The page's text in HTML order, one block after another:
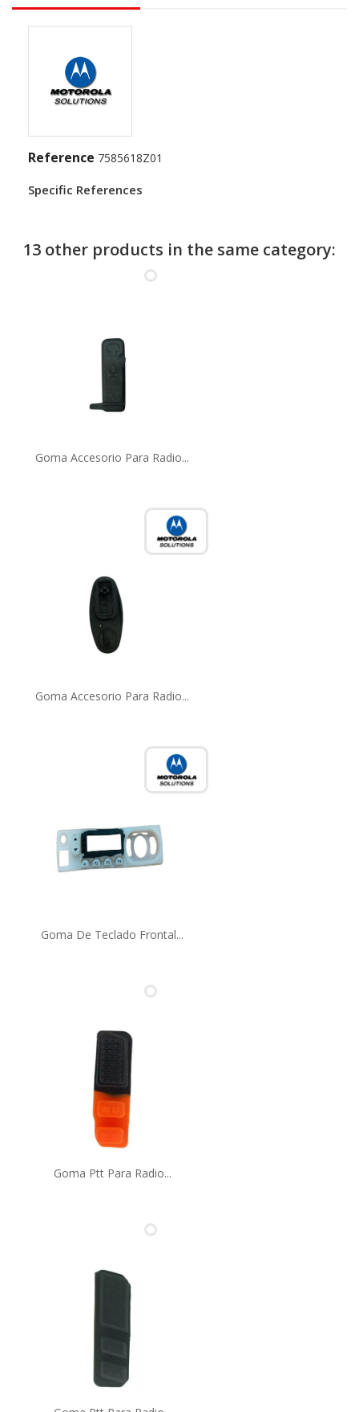
Reference 7585618Z01
Specific References
13 other products in the same category:
Goma Accesorio Para Radio...
Goma Accesorio Para Radio...
Goma De Teclado Frontal...
Goma Ptt Para Radio...